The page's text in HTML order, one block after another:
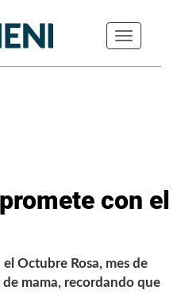
Toggle
navigation
con el
Octubre Rosa, mes de
mama, recordando que